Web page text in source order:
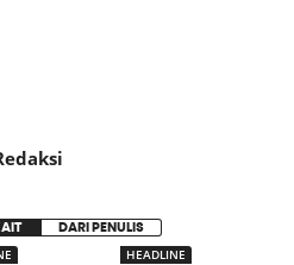
DARI PENULIS
HEADLINE